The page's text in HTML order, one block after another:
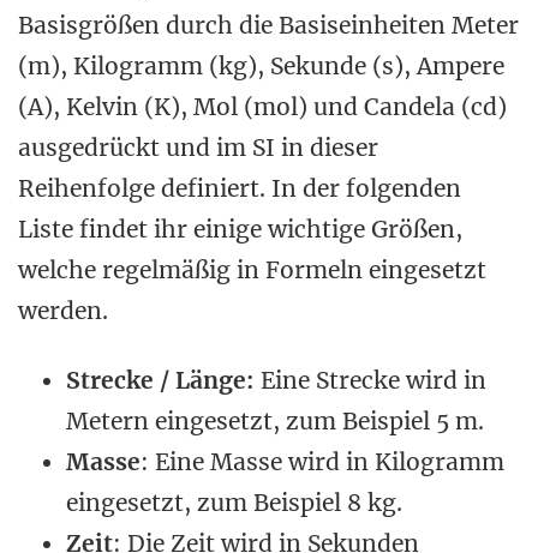
Basisgrößen durch die Basiseinheiten Meter
(m), Kilogramm (kg), Sekunde (s), Ampere
(A), Kelvin (K), Mol (mol) und Candela (cd)
ausgedrückt und im SI in dieser
Reihenfolge definiert. In der folgenden
Liste findet ihr einige wichtige Größen,
welche regelmäßig in Formeln eingesetzt
werden.
Strecke / Länge: Eine Strecke wird in
Metern eingesetzt, zum Beispiel 5 m.
Masse: Eine Masse wird in Kilogramm
eingesetzt, zum Beispiel 8 kg.
Zeit: Die Zeit wird in Sekunden